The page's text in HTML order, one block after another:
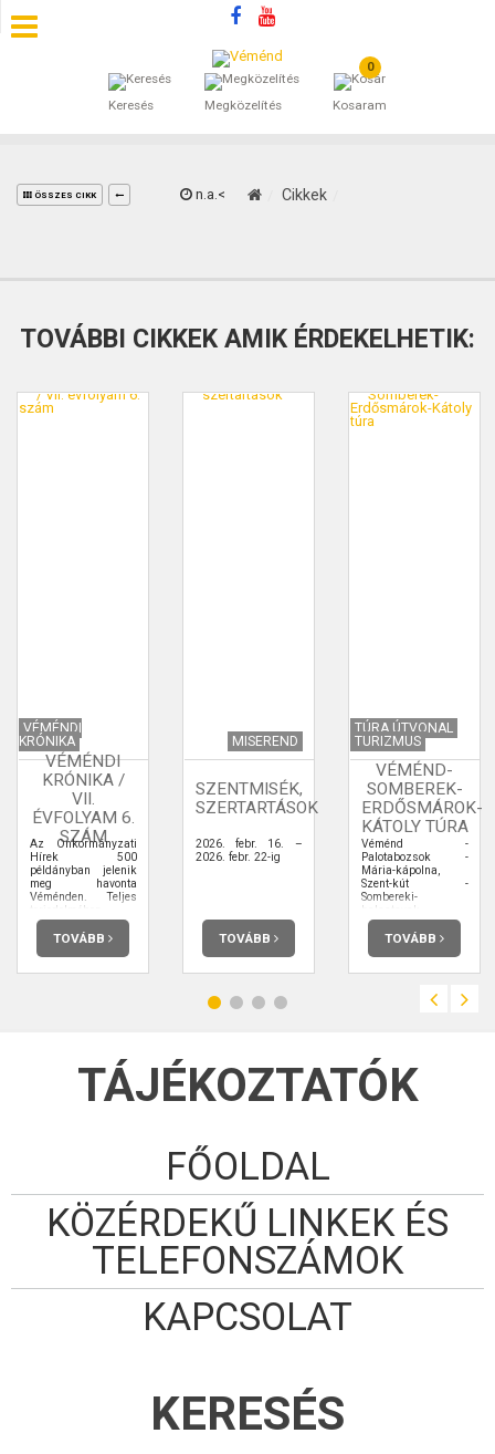
Keresés Megközelítés
0
Kosaram
SZÁLLÁSOK
ÁLTALÁNOS SZERZŐDÉSI FELTÉTELEK
ÖSSZES CIKK n.a.< Cikkek
TOVÁBBI CIKKEK AMIK ÉRDEKELHETIK:
VÉMÉNDI
KRÓNIKA
VÉMÉNDI
KRÓNIKA /
VII.
ÉVFOLYAM 6.
SZÁM
Az Önkormányzati
Hírek 500
példányban jelenik
meg havonta
Véménden. Teljes
terjedelmében
elolvashatja.
TOVÁBB
MISEREND
SZENTMISÉK,
SZERTARTÁSOK
2026. febr. 16. –
2026. febr. 22-ig
TOVÁBB
TÚRA ÚTVONAL
TURIZMUS
VÉMÉND-
SOMBEREK-
ERDŐSMÁROK-
KÁTOLY TÚRA
Véménd -
Palotabozsok -
Mária-kápolna,
Szent-kút -
Sombereki-
halastavak -
Somberek -
Turistaház -
Horpács-patak-
Templomrom -
Nagy fa - Hímesi-
Molnár-hegyi-
vadászház -
Kisnyárád - Szent
János-kápolna -
TOVÁBB
TÁJÉKOZTATÓK
FŐOLDAL
KÖZÉRDEKŰ LINKEK ÉS
TELEFONSZÁMOK
KAPCSOLAT
KERESÉS